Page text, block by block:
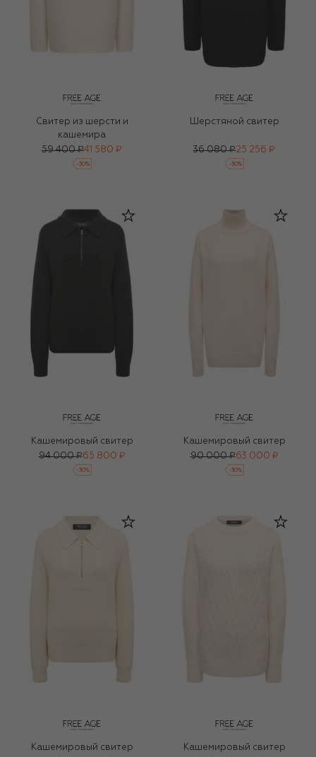
Свитер из шерсти и
кашемира
59 400 ₽41 580 ₽
-30%
Шерстяной свитер
36 080 ₽25 256 ₽
-30%
Кашемировый свитер
94 000 ₽65 800 ₽
-30%
Кашемировый свитер
90 000 ₽63 000 ₽
-30%
Кашемировый свитер
Кашемировый свитер